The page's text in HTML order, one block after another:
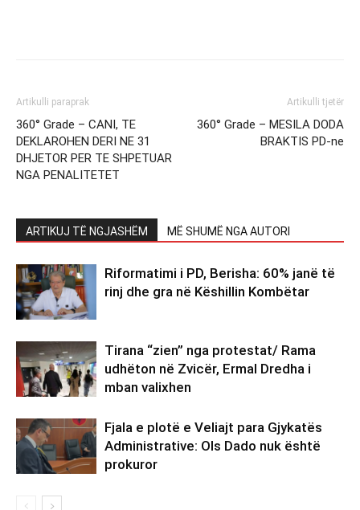
Artikulli paraprak
360° Grade – CANI, TE
DEKLAROHEN DERI NE 31
DHJETOR PER TE SHPETUAR
NGA PENALITETET
Artikulli tjetër
360° Grade – MESILA DODA
BRAKTIS PD-ne
ARTIKUJ TË NGJASHËM MË SHUMË NGA AUTORI
Riformatimi i PD, Berisha: 60% janë të
rinj dhe gra në Këshillin Kombëtar
Tirana “zien” nga protestat/ Rama
udhëton në Zvicër, Ermal Dredha i
mban valixhen
Fjala e plotë e Veliajt para Gjykatës
Administrative: Ols Dado nuk është
prokuror